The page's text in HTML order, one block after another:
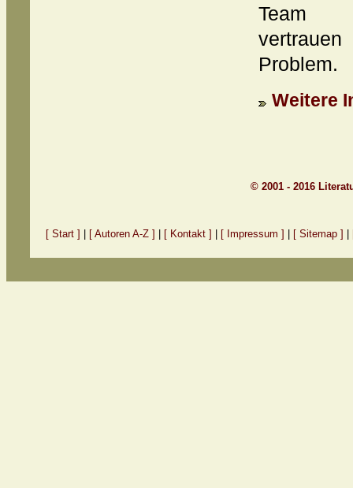
Team
Problem.
Weitere
© 2001 - 2016
[ Start ] [ Autoren A-Z ] [ Kontakt ] [ Impressum ] [ Sitemap ]